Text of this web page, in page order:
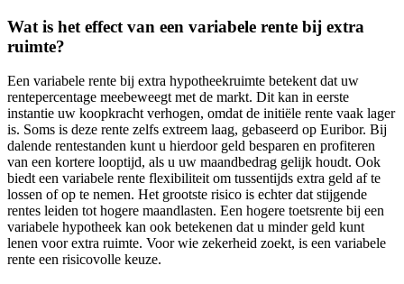
Wat is het effect van een variabele rente bij extra
ruimte?
Een variabele rente bij extra hypotheekruimte betekent dat uw
rentepercentage meebeweegt met de markt. Dit kan in eerste
instantie uw koopkracht verhogen, omdat de initiële rente vaak lager
is. Soms is deze rente zelfs extreem laag, gebaseerd op Euribor. Bij
dalende rentestanden kunt u hierdoor geld besparen en profiteren
van een kortere looptijd, als u uw maandbedrag gelijk houdt. Ook
biedt een variabele rente flexibiliteit om tussentijds extra geld af te
lossen of op te nemen. Het grootste risico is echter dat stijgende
rentes leiden tot hogere maandlasten. Een hogere toetsrente bij een
variabele hypotheek kan ook betekenen dat u minder geld kunt
lenen voor extra ruimte. Voor wie zekerheid zoekt, is een variabele
rente een risicovolle keuze.